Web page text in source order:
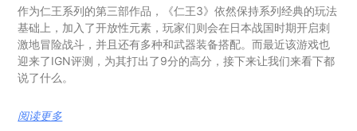
作为仁王系列的第三部作品，《仁王3》依然保持系列经典的玩法
基础上，加入了开放性元素，玩家们则会在日本战国时期开启刺
激地冒险战斗，并且还有多种和武器装备搭配。而最近该游戏也
迎来了IGN评测，为其打出了9分的高分，接下来让我们来看下都
说了什么。
阅读更多